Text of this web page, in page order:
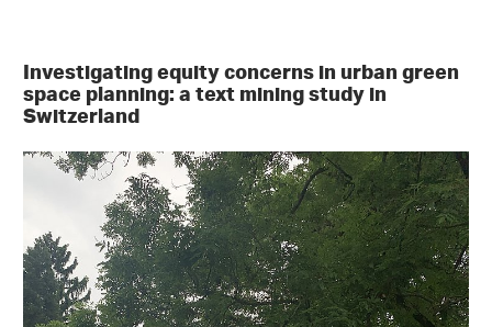
Investigating equity concerns in urban green
space planning: a text mining study in
Switzerland